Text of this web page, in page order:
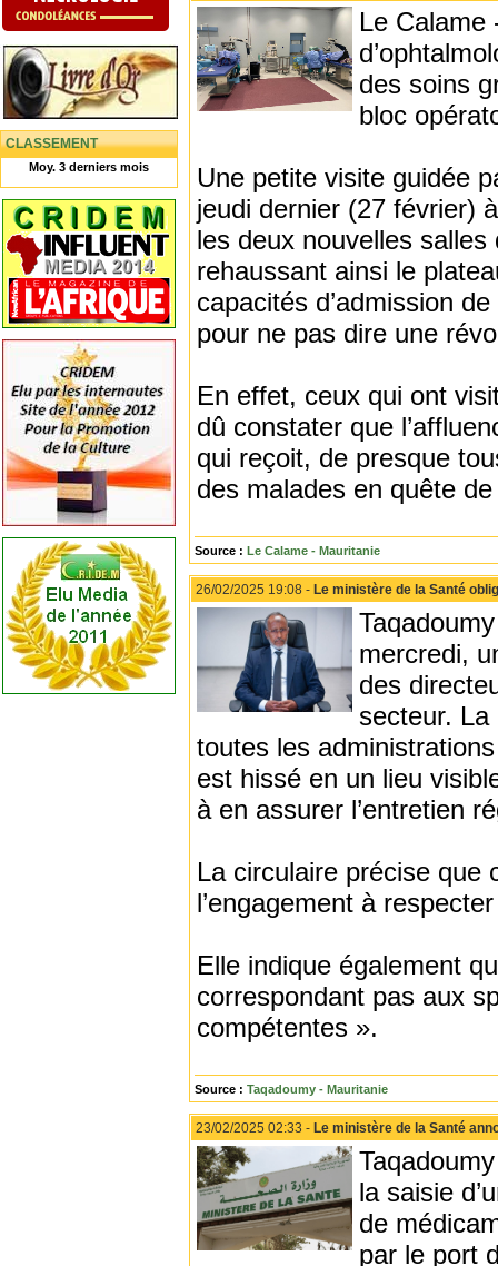
CLASSEMENT
Moy. 3 derniers mois
Le Calame
des soins
bloc
Une petite visite guidée
jeudi dernier (27 février)
les deux nouvelles salles
rehaussant ainsi le
capacités d’admission
pour ne pas dire une
En effet, ceux qui ont
dû constater que
qui reçoit, de presque
des malades en quête
Source : Le Calame - Mauritanie
26/02/2025 19:08 - Le ministère de la Santé
mercredi,
des
secteur.
toutes les
est hissé en un lieu
à en assurer l’entretien
La circulaire précise que
l’engagement à
Elle indique également
correspondant pas aux
compétentes ».
Source : Taqadoumy - Mauritanie
23/02/2025 02:33 - Le ministère de la Santé
la saisie
de
par le port